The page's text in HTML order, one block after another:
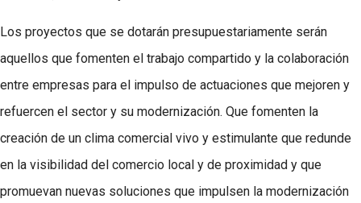
Los proyectos que se dotarán presupuestariamente serán
aquellos que fomenten el trabajo compartido y la colaboración
entre empresas para el impulso de actuaciones que mejoren y
refuercen el sector y su modernización. Que fomenten la
creación de un clima comercial vivo y estimulante que redunde
en la visibilidad del comercio local y de proximidad y que
promuevan nuevas soluciones que impulsen la modernización